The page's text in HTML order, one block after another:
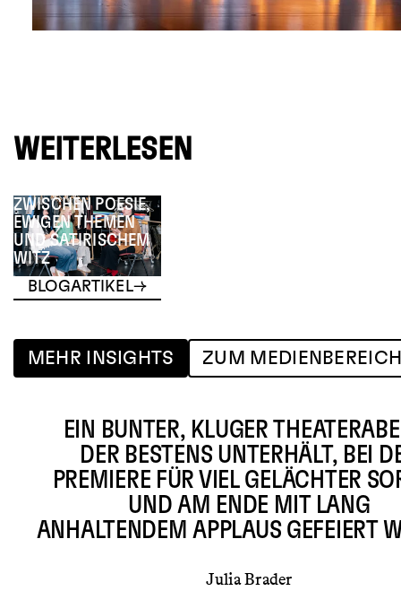
WEITERLESEN
ZWISCHEN POESIE,
EWIGEN THEMEN
UND SATIRISCHEM
WITZ
BLOGARTIKEL
MEHR INSIGHTS ZUM
EIN BUNTER, KLUGER
DER BESTENS UNTERHÄLT, BEI
PREMIERE FÜR VIEL GELÄCHTER
UND AM ENDE MIT LANG
ANHALTENDEM APPLAUS GEFEIERT
Julia Brader